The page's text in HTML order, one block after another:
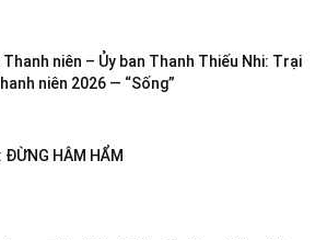
Thanh niên – Ủy ban Thanh Thiếu Nhi: Trại
niên 2026 — “Sống”
ĐỪNG HÂM HẨM